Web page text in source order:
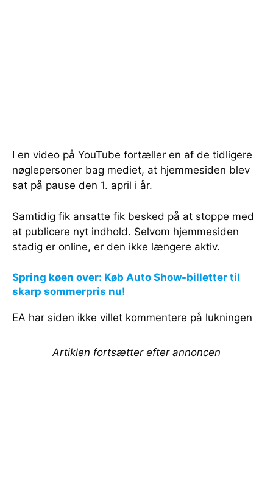
I en video på YouTube fortæller en af de tidligere
nøglepersoner bag mediet, at hjemmesiden blev
sat på pause den 1. april i år.
Samtidig fik ansatte fik besked på at stoppe med
at publicere nyt indhold. Selvom hjemmesiden
stadig er online, er den ikke længere aktiv.
Spring køen over: Køb Auto Show-billetter til
skarp sommerpris nu!
EA har siden ikke villet kommentere på lukningen
Artiklen fortsætter efter annoncen